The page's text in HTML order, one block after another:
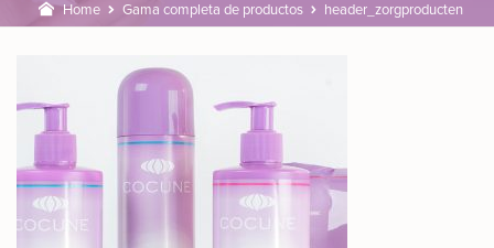
Home Gama completa de productos header_zorgproducten